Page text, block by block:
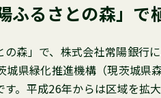
るさとの森」で
森」で、株式会社常陽銀行
県緑化推進機構（現茨城県
。平成26年からは区域を拡